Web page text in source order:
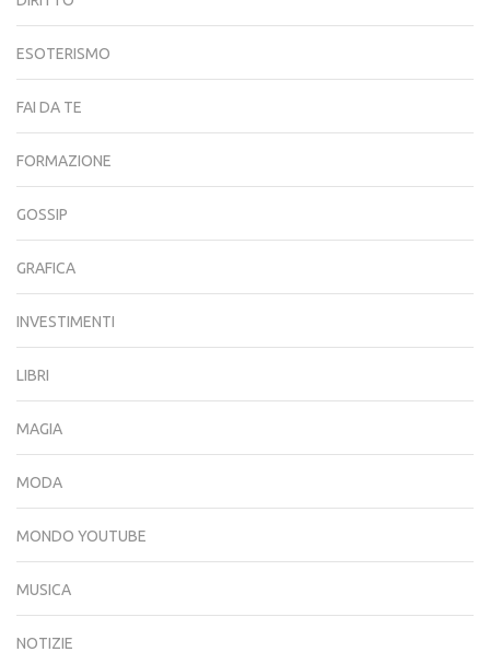
ESOTERISMO
FAI DA TE
FORMAZIONE
GOSSIP
GRAFICA
INVESTIMENTI
LIBRI
MAGIA
MODA
MONDO YOUTUBE
MUSICA
NOTIZIE